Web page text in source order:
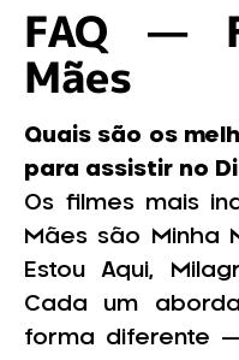
FAQ —
Mães
Quais são os
para assistir no
Os filmes mais
Mães são Minha
Estou Aqui,
Cada um
forma diferente